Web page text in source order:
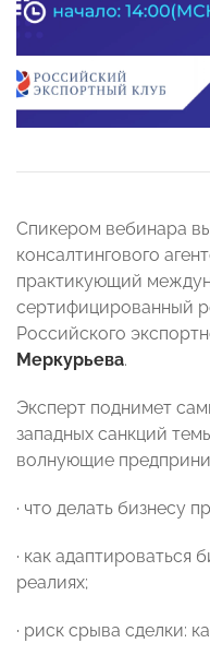
Спикером вебинара
консалтингового
практикующий
сертифицированный
Российского
Меркурьева.
Эксперт поднимет
западных санкций
волнующие
· что делать бизнесу
· как адаптироваться
реалиях;
· риск срыва сделки: